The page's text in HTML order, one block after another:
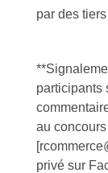
par des
participants
au
privé sur